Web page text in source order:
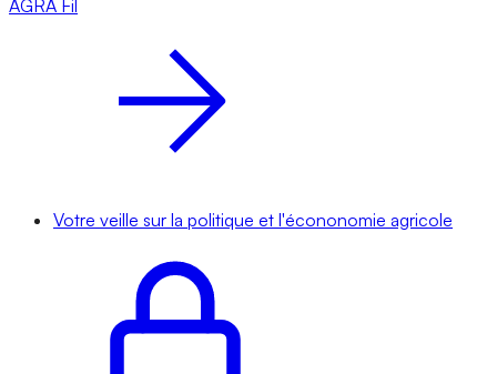
AGRA Fil
Votre veille sur la politique et l'écononomie agricole